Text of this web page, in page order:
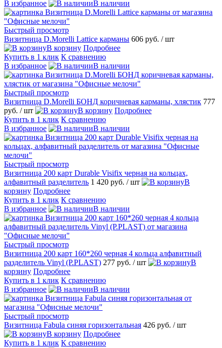
В избранное
В наличии
Быстрый просмотр
Визитница D.Morelli Lattice карманы 606 руб. / шт
В корзину Подробнее
Купить в 1 клик К сравнению
В избранное
В наличии
Быстрый просмотр
Визитница D.Morelli БОНД коричневая карманы, хлястик 777
руб. / шт В корзину Подробнее
Купить в 1 клик К сравнению
В избранное
В наличии
Быстрый просмотр
Визитница 200 карт Durable Visifix черная на кольцах,
алфавитный разделитель 1 420 руб. / шт
В
корзину Подробнее
Купить в 1 клик К сравнению
В избранное
В наличии
Быстрый просмотр
Визитница 200 карт 160*260 черная 4 кольца алфавитный
разделитель Vinyl (P.PLAST) 277 руб. / шт
В
корзину Подробнее
Купить в 1 клик К сравнению
В избранное
В наличии
Быстрый просмотр
Визитница Fabula синяя горизонтальная 426 руб. / шт
В корзину Подробнее
Купить в 1 клик К сравнению